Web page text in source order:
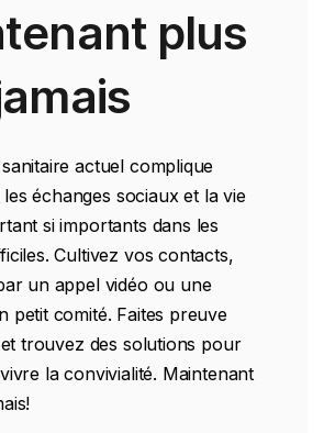
plus
actuel complique
échanges sociaux et la vie
si importants dans les
Cultivez vos contacts,
un appel vidéo ou une
petit comité. Faites preuve
et trouvez des solutions pour
la convivialité. Maintenant